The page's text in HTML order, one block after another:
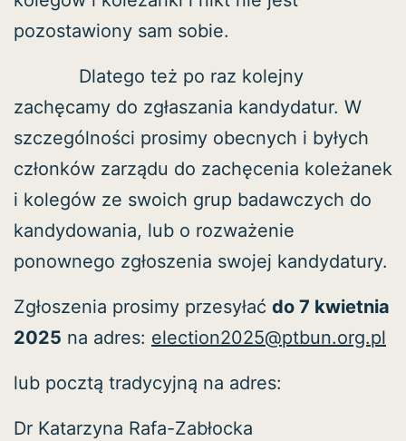
pozostawiony sam sobie.
Dlatego też po raz kolejny
zachęcamy do zgłaszania kandydatur. W
szczególności prosimy obecnych i byłych
członków zarządu do zachęcenia koleżanek
i kolegów ze swoich grup badawczych do
kandydowania, lub o rozważenie
ponownego zgłoszenia swojej kandydatury.
Zgłoszenia prosimy przesyłać do 7 kwietnia
2025 na adres: election2025@ptbun.org.pl
lub pocztą tradycyjną na adres:
Dr Katarzyna Rafa-Zabłocka